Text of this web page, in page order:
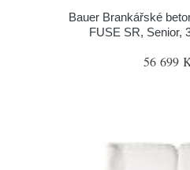
Bauer Brankářské
FUSE SR, Senior,
56 699